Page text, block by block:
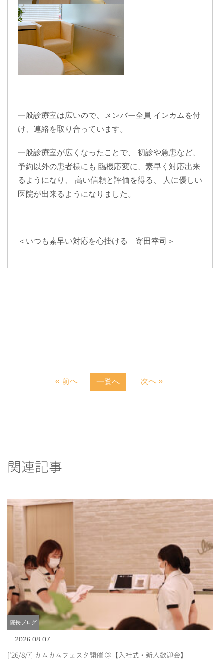
一般診療室は広いので、メンバー全員 インカム を付
け、 連絡を取り合っています。
一般診療室が広くなったことで、 初診や急患など、
予約以外の患者様にも 臨機応変に、 素早く対応出来
るようになり、 高い信頼と評価を得る、
人に優しい
医院が出来るようになりました。
＜いつも素早い対応を心掛ける 寄田幸司＞
« 前へ 一覧へ 次へ »
関連記事
院長ブログ
2026.08.07
[’26/8/7] カムカムフェスタ開催 ③【入社式・新人歓迎会】